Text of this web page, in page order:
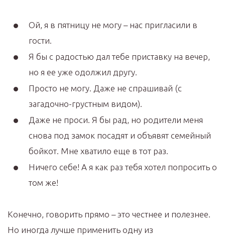
Ой, я в пятницу не могу – нас пригласили в
гости.
Я бы с радостью дал тебе приставку на вечер,
но я ее уже одолжил другу.
Просто не могу. Даже не спрашивай (с
загадочно-грустным видом).
Даже не проси. Я бы рад, но родители меня
снова под замок посадят и объявят семейный
бойкот. Мне хватило еще в тот раз.
Ничего себе! А я как раз тебя хотел попросить о
том же!
Конечно, говорить прямо – это честнее и полезнее.
Но иногда лучше применить одну из